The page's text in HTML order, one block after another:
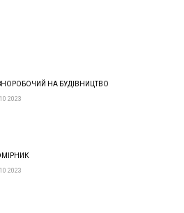
НА БУДІВНИЦТВО
2023
2023